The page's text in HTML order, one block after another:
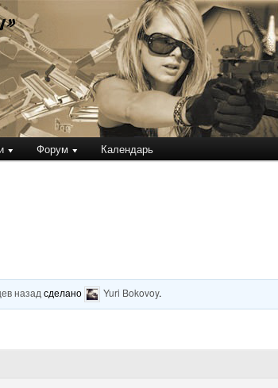
Форум Календарь
назадсделано Yuri Bokovoy.